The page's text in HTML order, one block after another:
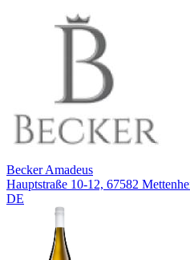
Becker Amadeus
Hauptstraße 10-12, 67582
DE